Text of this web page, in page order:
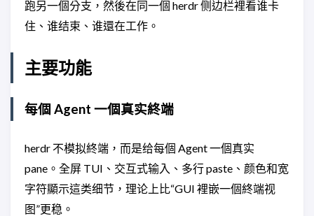
跑另一個分支，然後在同一個 herdr 侧边栏裡看谁卡
住、谁结束、谁還在工作。
主要功能
每個 Agent 一個真实終端
herdr 不模拟終端，而是给每個 Agent 一個真实
pane。全屏 TUI、交互式输入、多行 paste、颜色和宽
字符顯示這类细节，理论上比“GUI 裡嵌一個終端视
图”更稳。